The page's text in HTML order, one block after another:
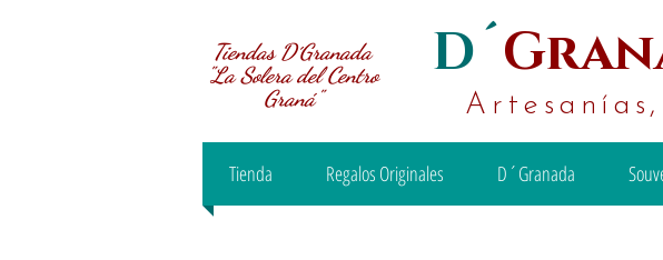
Tiendas D´Granada
"La Solera del Centro
Graná"
D´
Tienda Regalos Originales D´Granada